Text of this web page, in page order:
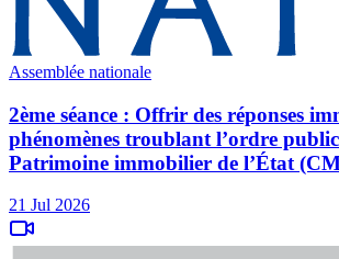
Assemblée nationale
2ème séance : Offrir des réponses
phénomènes troublant l’ordre
Patrimoine immobilier de l’État
21 Jul 2026